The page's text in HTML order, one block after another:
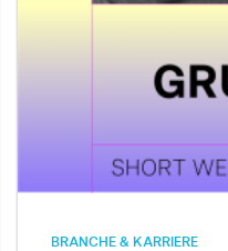
BRANCHE & KARRIERE